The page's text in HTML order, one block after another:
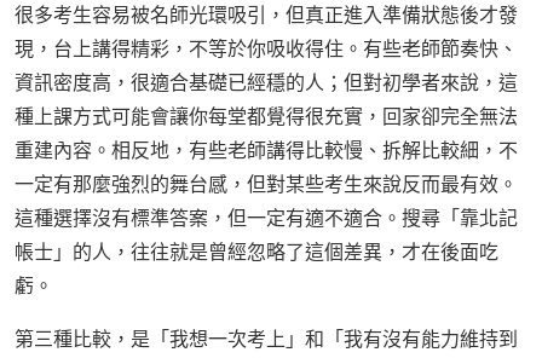
很多考生容易被名師光環吸引，但真正進入準備狀態後才發
現，台上講得精彩，不等於你吸收得住。有些老師節奏快、
資訊密度高，很適合基礎已經穩的人；但對初學者來說，這
種上課方式可能會讓你每堂都覺得很充實，回家卻完全無法
重建內容。相反地，有些老師講得比較慢、拆解比較細，不
一定有那麼強烈的舞台感，但對某些考生來說反而最有效。
這種選擇沒有標準答案，但一定有適不適合。搜尋「靠北記
帳士」的人，往往就是曾經忽略了這個差異，才在後面吃
虧。
第三種比較，是「我想一次考上」和「我有沒有能力維持到